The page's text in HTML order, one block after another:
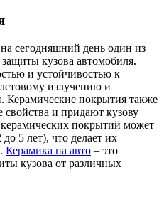
сегодняшний день один из
кузова автомобиля.
и устойчивостью к
излучению и
покрытия также
и придают кузову
покрытий может
до 5 лет), что делает их
Керамика на авто – это
кузова от различных